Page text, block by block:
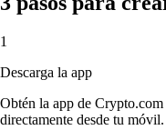
1
Descarga la app
Obtén la app de
directamente desde tu móvil.